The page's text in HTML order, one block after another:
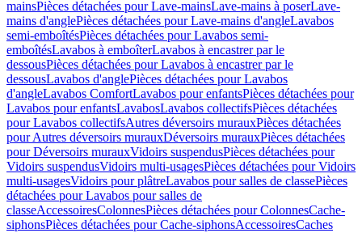
mainsPièces détachées pour Lave-mainsLave-mains à poserLave-
mains d'anglePièces détachées pour Lave-mains d'angleLavabos
semi-emboîtésPièces détachées pour Lavabos semi-
emboîtésLavabos à emboîterLavabos à encastrer par le
dessousPièces détachées pour Lavabos à encastrer par le
dessousLavabos d'anglePièces détachées pour Lavabos
d'angleLavabos ComfortLavabos pour enfantsPièces détachées pour
Lavabos pour enfantsLavabosLavabos collectifsPièces détachées
pour Lavabos collectifsAutres déversoirs murauxPièces détachées
pour Autres déversoirs murauxDéversoirs murauxPièces détachées
pour Déversoirs murauxVidoirs suspendusPièces détachées pour
Vidoirs suspendusVidoirs multi-usagesPièces détachées pour Vidoirs
multi-usagesVidoirs pour plâtreLavabos pour salles de classePièces
détachées pour Lavabos pour salles de
classeAccessoiresColonnesPièces détachées pour ColonnesCache-
siphonsPièces détachées pour Cache-siphonsAccessoiresCaches